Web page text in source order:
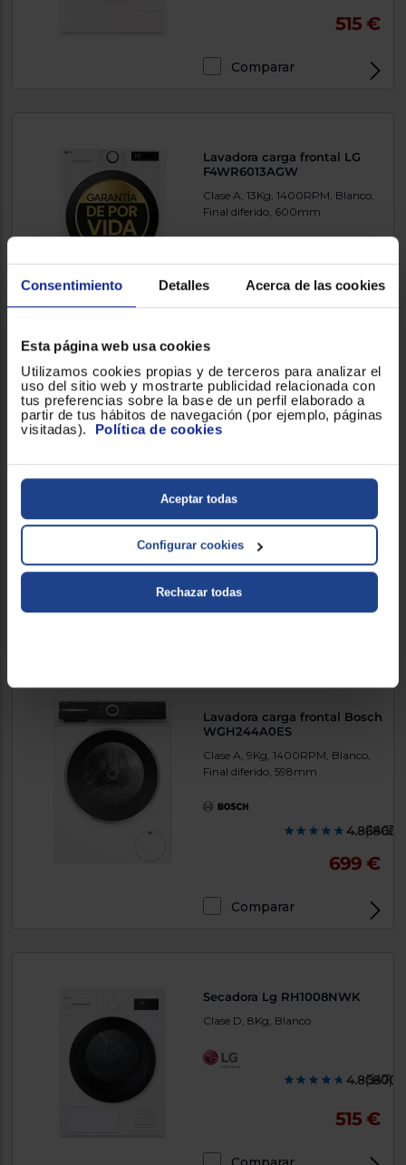
Consentimiento Detalles Acerca de las cookies
Esta página web usa cookies
Utilizamos cookies propias y de terceros para analizar el
uso del sitio web y mostrarte publicidad relacionada con
tus preferencias sobre la base de un perfil elaborado a
partir de tus hábitos de navegación (por ejemplo, páginas
visitadas). Política de cookies
Aceptar todas
Configurar cookies
Rechazar todas
515 €
Comparar
Lavadora carga frontal LG
F4WR6013AGW
Clase A, 13Kg, 1400RPM, Blanco,
Final diferido, 600mm
635 €
Lavadora carga frontal Balay
Inox, Final diferido, 598mm
535 €
Lavadora carga frontal Bosch
WGH244A0ES
Clase A, 9Kg, 1400RPM, Blanco,
Final diferido, 598mm
(1462)
699 €
Comparar
Secadora Lg RH1008NWK
Clase D, 8Kg, Blanco
(547)
515 €
Comparar